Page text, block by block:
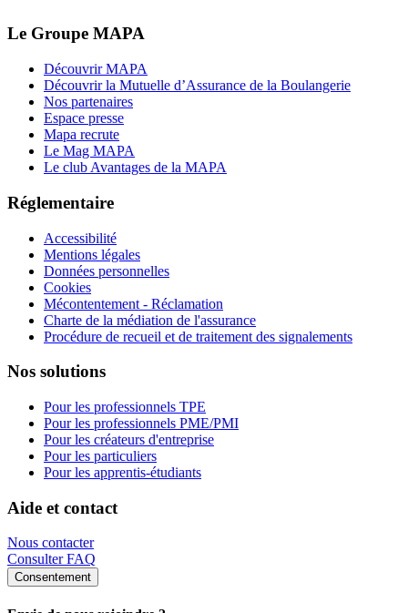
Le Groupe MAPA
Découvrir MAPA
Découvrir la Mutuelle d’Assurance de la Boulangerie
Nos partenaires
Espace presse
Mapa recrute
Le Mag MAPA
Le club Avantages de la MAPA
Réglementaire
Accessibilité
Mentions légales
Données personnelles
Cookies
Mécontentement - Réclamation
Charte de la médiation de l'assurance
Procédure de recueil et de traitement des signalements
Nos solutions
Pour les professionnels TPE
Pour les professionnels PME/PMI
Pour les créateurs d'entreprise
Pour les particuliers
Pour les apprentis-étudiants
Aide et contact
Nous contacter
Consulter FAQ
Consentement